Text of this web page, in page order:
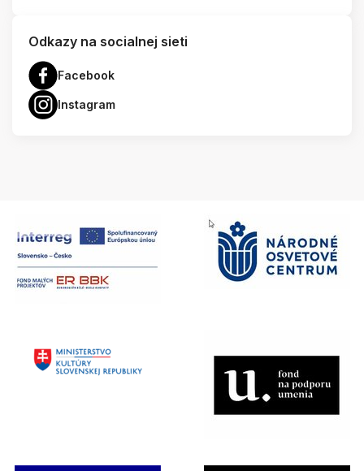
Odkazy na socialnej sieti
Facebook
Instagram